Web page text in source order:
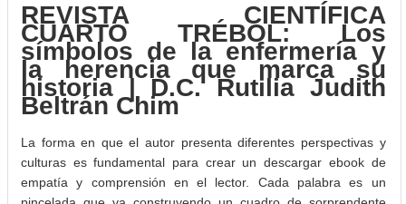
REVISTA CIENTÍFICA
CUARTO TRÉBOL: Los
símbolos de la enfermería y
la herencia que marca su
historia | D.C. Rutilia Judith
Beltrán Chim
La forma en que el autor presenta diferentes perspectivas y
culturas es fundamental para crear un descargar ebook de
empatía y comprensión en el lector. Cada palabra es un